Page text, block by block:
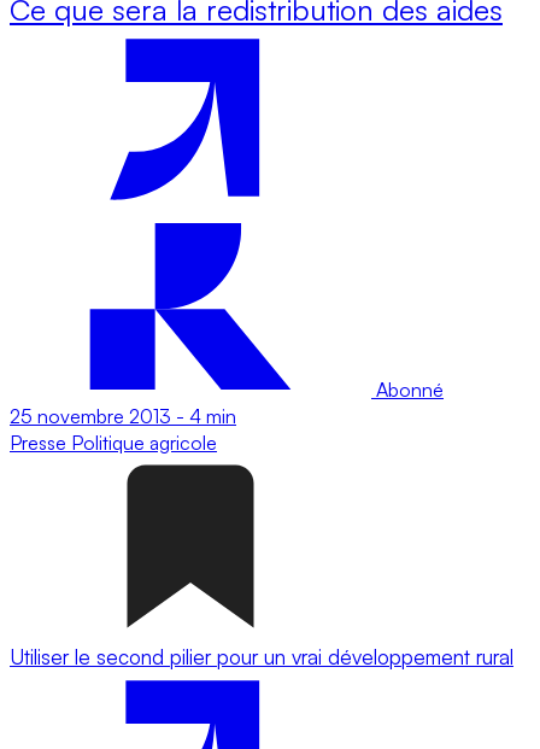
Ce que sera la redistribution des aides
Abonné
25 novembre 2013 - 4 min
Presse Politique agricole
Utiliser le second pilier pour un vrai développement rural